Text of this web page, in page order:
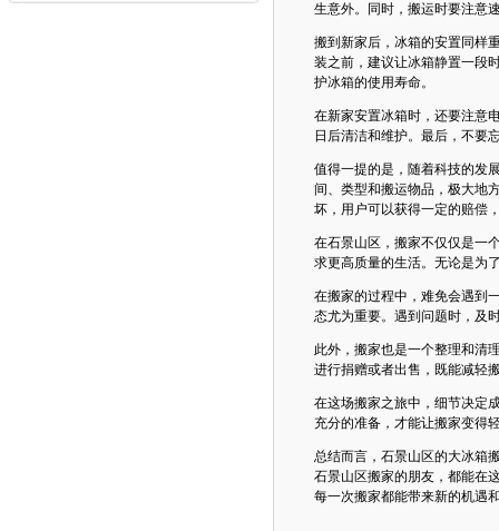
生意外。同时，搬运时要注意
搬到新家后，冰箱的安置同样
装之前，建议让冰箱静置一段
护冰箱的使用寿命。
在新家安置冰箱时，还要注意
日后清洁和维护。最后，不要
值得一提的是，随着科技的发
间、类型和搬运物品，极大地
坏，用户可以获得一定的赔偿
在石景山区，搬家不仅仅是一
求更高质量的生活。无论是为
在搬家的过程中，难免会遇到
态尤为重要。遇到问题时，及
此外，搬家也是一个整理和清
进行捐赠或者出售，既能减轻
在这场搬家之旅中，细节决定
充分的准备，才能让搬家变得
总结而言，石景山区的大冰箱
石景山区搬家的朋友，都能在
每一次搬家都能带来新的机遇